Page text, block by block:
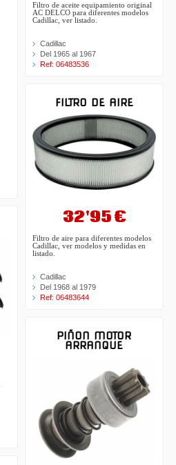
Filtro de aceite equipamiento original
AC DELCO para diferentes modelos
Cadillac, ver listado.
Cadillac
Del 1965 al 1967
Ref: 06483536
FILTRO DE AIRE
32'95 €
Filtro de aire para diferentes modelos
Cadillac, ver modelos y medidas en
listado.
Cadillac
Del 1968 al 1979
Ref: 06483644
PIÑON MOTOR
ARRANQUE